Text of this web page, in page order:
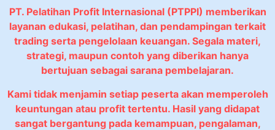
PT. Pelatihan Profit Internasional (PTPPI) memberikan
layanan edukasi, pelatihan, dan pendampingan terkait
trading serta pengelolaan keuangan. Segala materi,
strategi, maupun contoh yang diberikan hanya
bertujuan sebagai sarana pembelajaran.
Kami tidak menjamin setiap peserta akan memperoleh
keuntungan atau profit tertentu. Hasil yang didapat
sangat bergantung pada kemampuan, pengalaman,